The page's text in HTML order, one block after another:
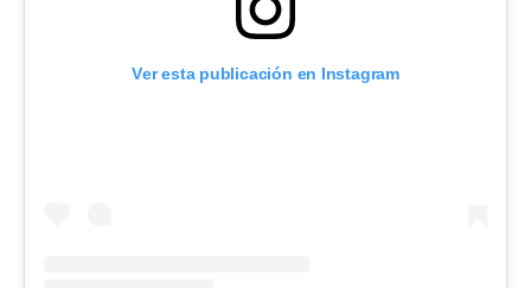
Ver esta publicación en Instagram